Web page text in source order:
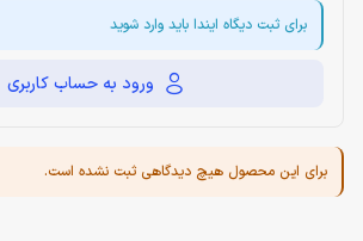
برای ثبت دیگاه ایندا باید وارد شوید
ورود به حساب کاربری
برای این محصول هیچ دیدگاهی ثبت نشده است.